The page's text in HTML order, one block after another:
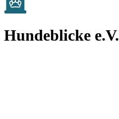
Hundeblicke e.V.